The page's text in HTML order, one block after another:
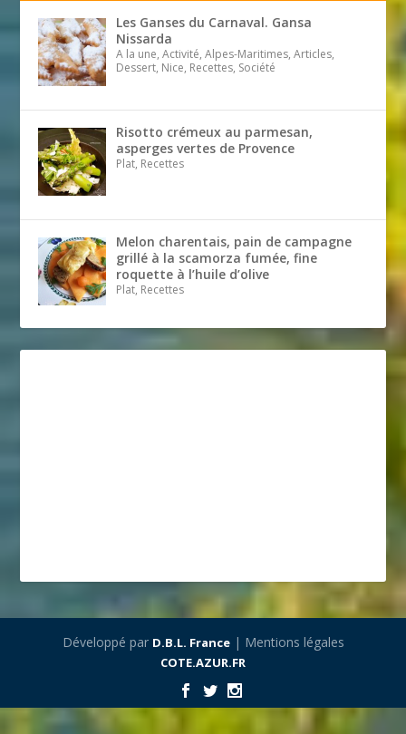
Les Ganses du Carnaval. Gansa
Nissarda
A la une, Activité, Alpes-Maritimes, Articles,
Dessert, Nice, Recettes, Société
Risotto crémeux au parmesan,
asperges vertes de Provence
Plat, Recettes
Melon charentais, pain de campagne
grillé à la scamorza fumée, fine
roquette à l’huile d’olive
Plat, Recettes
Développé par D.B.L. France| Mentions légales
COTE.AZUR.FR